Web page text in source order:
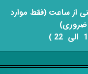
از ساعت (فقط موارد
ضروری)